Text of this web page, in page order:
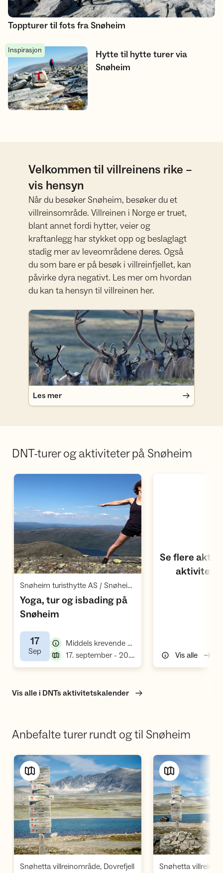
Toppturer til fots fra Snøheim
Hytte til hytte turer via Snøheim
Inspirasjon
Hytte til hytte turer via
Snøheim
Velkommen til villreinens rike –
vis hensyn
Når du besøker Snøheim, besøker du et
villreinsområde. Villreinen i Norge er truet,
blant annet fordi hytter, veier og
kraftanlegg har stykket opp og beslaglagt
stadig mer av leveområdene deres. Også
du som bare er på besøk i villreinfjellet, kan
påvirke dyra negativt. Les mer om hvordan
du kan ta hensyn til villreinen her.
Les mer
Les mer
DNT-turer og aktiviteter på Snøheim
Åpne aktivitet
Snøheim turisthytte AS / Snøheimvegen 1474 / Dombås
Yoga, tur og isbading på
Snøheim
17
Sep
Middels krevende annet
17. september - 20. september
,
Se flere
Vis alle
Vis alle i DNTs aktivitetskalender
Anbefalte turer rundt og til Snøheim
Vis turforslag
Snøhetta villreinområde, Dovrefjell,
Snøhetta